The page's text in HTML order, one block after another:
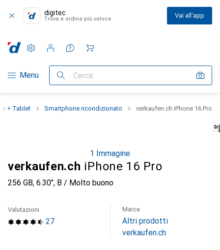
digitec
Trova e ordina più veloce Vai all'app
Categoria Navigazione
Menu Cerca
Impostazioni
Conto cliente
Liste di confronto
Liste dei desideri
Carrello
+ Tablet Smartphone ricondizionato verkaufen.ch iPhone 16 Pro
1 Immagine
verkaufen.ch iPhone 16 Pro
256 GB, 6.30", B / Molto buono
27
Valutazioni Marca
Altri prodotti
verkaufen.ch